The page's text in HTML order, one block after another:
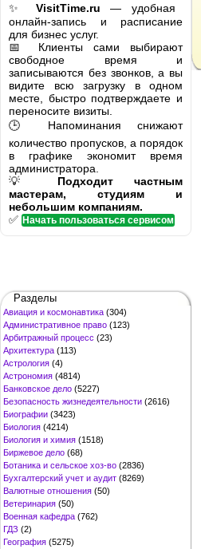
✨ VisitTime.ru — удобная
онлайн-запись и расписание
для бизнес услуг.
📅 Клиенты сами выбирают
свободное время и
записываются без звонков, а вы
видите всю загрузку в одном
месте, быстро подтверждаете и
переносите визиты.
🕒 Напоминания снижают
количество пропусков, а порядок
в графике экономит время
администратора.
💡 Подходит частным
мастерам, студиям и
небольшим компаниям.
✅ Начать пользоваться сервисом
Разделы
Авиация и космонавтика (304)
Административное право (123)
Арбитражный процесс (23)
Архитектура (113)
Астрология (4)
Астрономия (4814)
Банковское дело (5227)
Безопасность жизнедеятельности (2616)
Биографии (3423)
Биология (4214)
Биология и химия (1518)
Биржевое дело (68)
Ботаника и сельское хоз-во (2836)
Бухгалтерский учет и аудит (8269)
Валютные отношения (50)
Ветеринария (50)
Военная кафедра (762)
ГДЗ (2)
География (5275)